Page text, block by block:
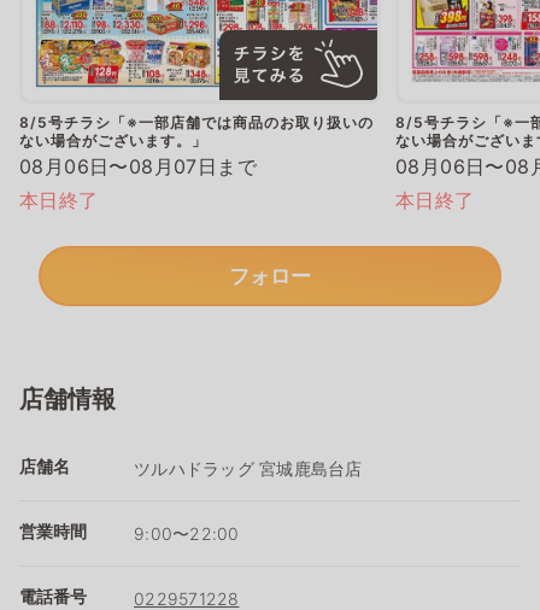
8/5号チラシ「※一部店舗では商品のお取り扱いの
ない場合がございます。」
08月06日〜08月07日まで
本日終了
8/5号チラシ「※一
ない場合がございま
08月06日〜08
本日終了
フォロー
店舗情報
店舗名 ツルハドラッグ 宮城鹿島台店
営業時間 9:00〜22:00
電話番号 0229571228